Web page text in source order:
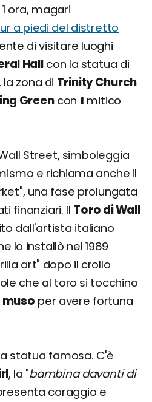
ora, magari
a piedi del distretto
di visitare luoghi
Hallcon la statua di
zona di Trinity Church
Greencon il mitico
Street, simboleggia
e richiama anche il
una fase prolungata
finanziari. Il Toro di Wall
dall'artista italiano
lo installò nel 1989
art" dopo il crollo
che al toro si tocchino
muso per avere fortuna
statua famosa. C'è
, la "bambina davanti di
coraggio e